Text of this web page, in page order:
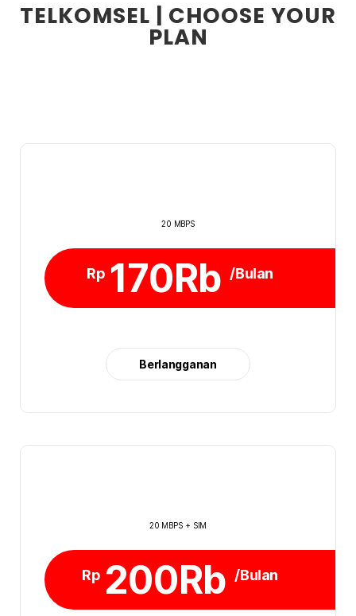
TELKOMSEL | CHOOSE YOUR
PLAN
20 MBPS
Rp 170Rb /Bulan
Berlangganan
20 MBPS + SIM
Rp 200Rb /Bulan